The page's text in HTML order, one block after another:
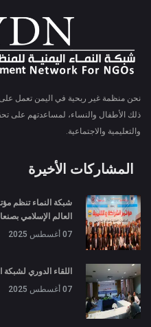
نحن منظمة غير ربحية في اليمن تعمل على
ذلك الأطفال والنساء، لمساعدتهم على
والتعليمية والاجتماعية.
المشاركات الأخيرة
شبكة النماء تنظم
العالم الإسلامي
07 أغسطس 2025
اللقاء الدوري
07 أغسطس 2025